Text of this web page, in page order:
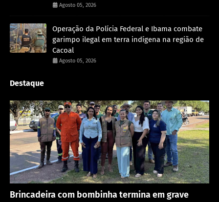
Agosto 05, 2026
Operação da Polícia Federal e Ibama combate
garimpo ilegal em terra indígena na região de
Cacoal
Agosto 05, 2026
Destaque
Brincadeira com bombinha termina em grave